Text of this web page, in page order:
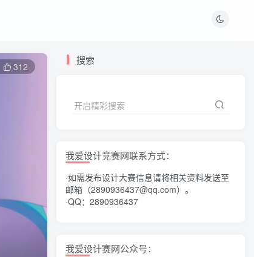
312
搜索
开启精彩搜索
我爱设计竞赛网联系方式：
·如需发布设计大赛信息请将相关资料发送至
邮箱（2890936437@qq.com）。
·QQ：2890936437
我爱设计赛网公众号：